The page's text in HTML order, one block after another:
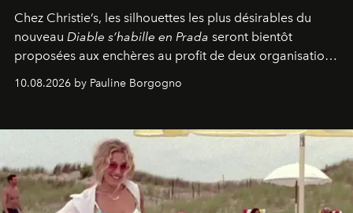
Chez Christie’s, les silhouettes les plus désirables du
nouveau Diable s’habille en Prada seront bientôt
proposées aux enchères au profit de deux organisations
engagées pour la presse et la mode.
10.08.2026 by Pauline Borgogno